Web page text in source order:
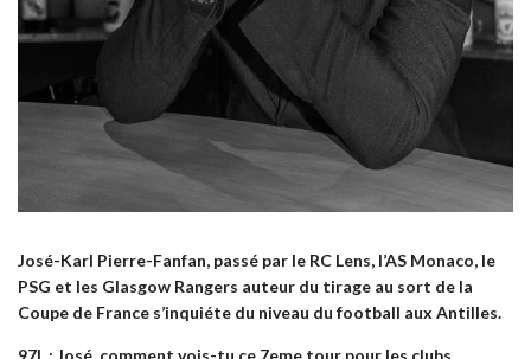
José-Karl Pierre-Fanfan, passé par le RC Lens, l’AS Monaco, le
PSG et les Glasgow Rangers auteur du tirage au sort de la
Coupe de France s’inquiéte du niveau du football aux Antilles.